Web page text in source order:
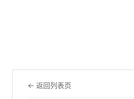
← 返回列表页